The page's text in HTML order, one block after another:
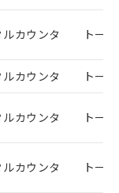
カウンタ トー
カウンタ トー
カウンタ トー
カウンタ トー
のうえ
事業取扱